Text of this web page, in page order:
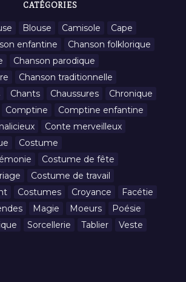
CATÉGORIES
Blouse Camisole
Cape
enfantine
Chanson folklorique
Chanson parodique
Chanson traditionnelle
Chants Chaussures
Chronique
Comptine
Comptine enfantine
Conte merveilleux
Costume
Costume de fête
Costume de travail
Costumes Croyance
Facétie
Magie Moeurs
Poésie
Sorcellerie Tablier Veste